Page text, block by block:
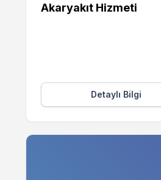
Akaryakıt Hizmeti
Detaylı Bilgi